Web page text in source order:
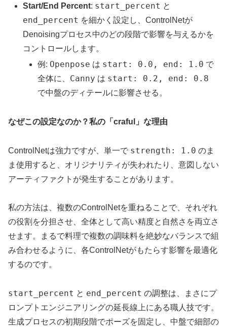
Start/End Percent: start_percent と
end_percent を細かく設定し、ControlNetが
Denoisingプロセス中のどの段階で影響を与えるかを
コントロールします。
例: Openpose は start: 0.0, end: 1.0 で
全体に、 Canny は start: 0.2, end: 0.8
で中盤のディテールに影響させる。
なぜこの設定なのか？私の「craful」な理由
ControlNetは強力ですが、単一で strength: 1.0 のま
ま使用すると、オリジナリティが失われたり、意図しない
アーティファクトが発生することがあります。
私の方法は、複数のControlNetを重ねることで、それぞれ
の役割を分担させ、全体として高い精度と自然さを両立さ
せます。まるで料理で複数の調味料を絶妙なバランスで組
み合わせるように、各ControlNetがもたらす影響を最適化
するのです。
start_percent と end_percent の調整は、まさにプ
ロンプトエンジニアリングの延長線上にある職人技です。
生成プロセスの初期段階でポーズを固定し、中盤で細部の